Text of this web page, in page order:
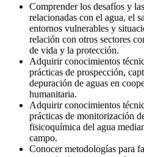
Comprender los desafíos y
relacionadas con el agua, el
entornos vulnerables y
relación con otros sectores
de vida y la protección.
Adquirir conocimientos
prácticas de prospección,
depuración de aguas en
humanitaria.
Adquirir conocimientos
prácticas de monitorización
fisicoquímica del agua
campo.
Conocer metodologías para